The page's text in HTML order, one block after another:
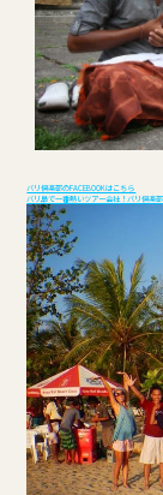
バリ倶楽部のFACEBOOKはこちら
バリ島で一番熱いツアー会社！バリ倶楽